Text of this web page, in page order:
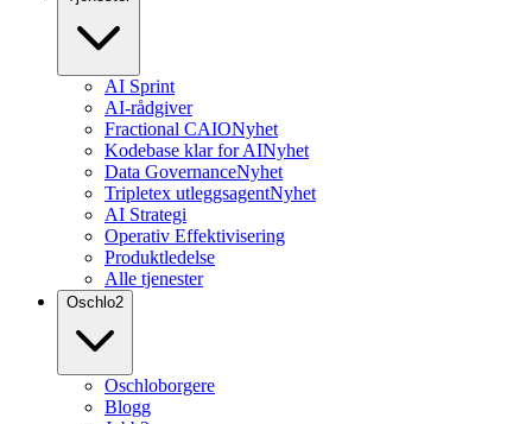
AI Sprint
AI-rådgiver
Fractional CAIONyhet
Kodebase klar for AINyhet
Data GovernanceNyhet
Tripletex utleggsagentNyhet
AI Strategi
Operativ Effektivisering
Produktledelse
Alle tjenester
Oschlo2
Oschloborgere
Blogg